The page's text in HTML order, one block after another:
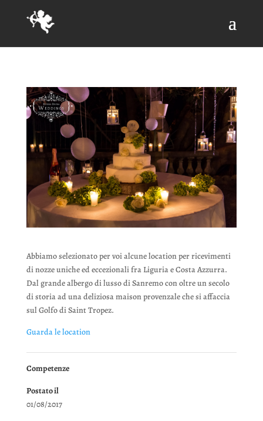
Abbiamo selezionato per voi alcune location per ricevimenti
di nozze uniche ed eccezionali fra Liguria e Costa Azzurra.
Dal grande albergo di lusso di Sanremo con oltre un secolo
di storia ad una deliziosa maison provenzale che si affaccia
sul Golfo di Saint Tropez.
Guarda le location
Competenze
Postato il
01/08/2017